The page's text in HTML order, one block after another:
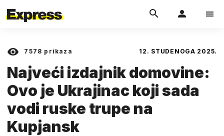
7578 prikaza 12. STUDENOGA 2025.
Najveći izdajnik domovine:
Ovo je Ukrajinac koji sada
vodi ruske trupe na
Kupjansk